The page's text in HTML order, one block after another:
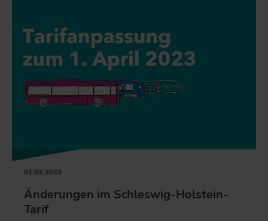
01.03.2023
Änderungen im Schleswig-Holstein-
Tarif